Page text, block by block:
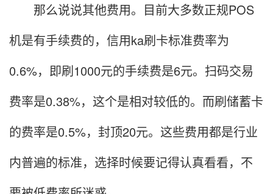
那么说说其他费用。目前大多数正规POS
机是有手续费的，信用ka刷卡标准费率为
0.6%，即刷1000元的手续费是6元。扫码交易
费率是0.38%，这个是相对较低的。而刷储蓄卡
的费率是0.5%，封顶20元。这些费用都是行业
内普遍的标准，选择时候要记得认真看看，不